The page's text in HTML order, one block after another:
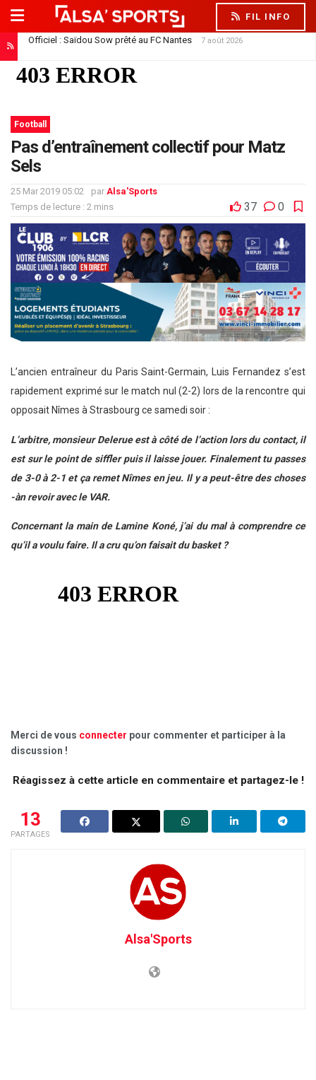
FIL INFO
Officiel : Saïdou Sow prêté au FC Nantes 7 août 2026
Football
Pas d’entraînement collectif pour Matz
Sels
25 Mar 2019 05:02 par Alsa'Sports
Temps de lecture : 2 mins
37 0
L’ancien entraîneur du Paris Saint-Germain, Luis Fernandez s’est
rapidement exprimé sur le match nul (2-2) lors de la rencontre qui
opposait Nîmes à Strasbourg ce samedi soir :
L’arbitre, monsieur Delerue est à côté de l’action lors du contact, il
est sur le point de siffler puis il laisse jouer. Finalement tu passes
de 3-0 à 2-1 et ça remet Nîmes en jeu. Il y a peut-être des choses
-àn revoir avec le VAR.
Concernant la main de Lamine Koné, j’ai du mal à comprendre ce
qu’il a voulu faire. Il a cru qu’on faisait du basket ?
Merci de vous connecter pour commenter et participer à la
discussion !
Réagissez à cette article en commentaire et partagez-le !
13
PARTAGES
Alsa'Sports